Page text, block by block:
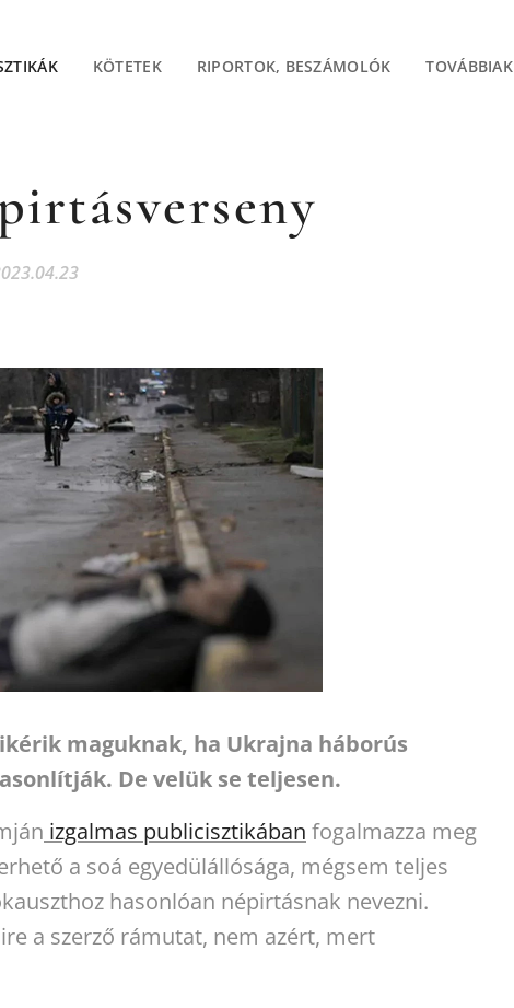
KÖTETEK RIPORTOK, BESZÁMOLÓK TOVÁBBIAK
maguknak, ha Ukrajna háborús
De velük se teljesen.
izgalmas publicisztikában fogalmazza meg
a soá egyedülállósága, mégsem teljes
hasonlóan népirtásnak nevezni.
a szerző rámutat, nem azért, mert